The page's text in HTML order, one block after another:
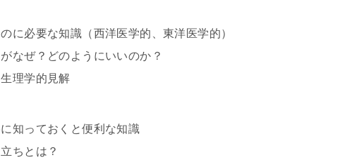
のに必要な知識（西洋医学的、東洋医学的）
ぜ？どのようにいいのか？
理学的見解
に知っておくと便利な知識
ちとは？